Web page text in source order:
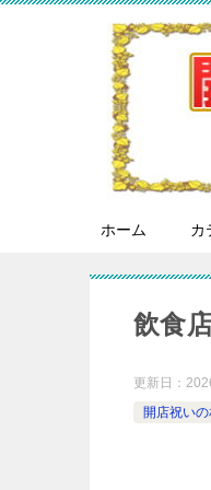
ホーム カ
飲食
更新日：
開店祝い